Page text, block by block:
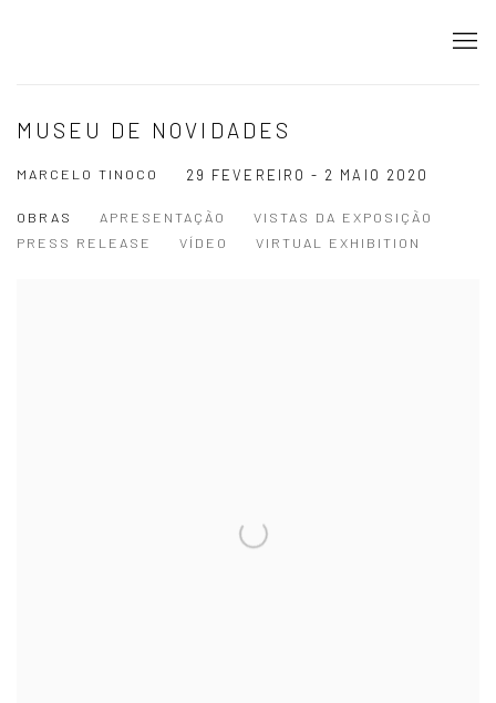
MUSEU DE NOVIDADES
MARCELO TINOCO 29 FEVEREIRO - 2 MAIO 2020
OBRAS APRESENTAÇÃO
VISTAS DA EXPOSIÇÃO
PRESS RELEASE
VÍDEO VIRTUAL EXHIBITION